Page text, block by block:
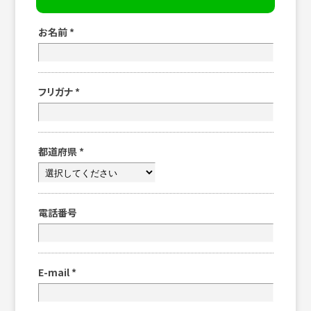
お名前 *
フリガナ *
都道府県 *
電話番号
E-mail *